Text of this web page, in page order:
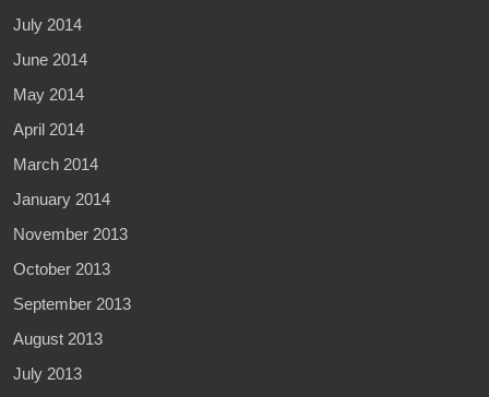
July 2014
June 2014
May 2014
April 2014
March 2014
January 2014
November 2013
October 2013
September 2013
August 2013
July 2013